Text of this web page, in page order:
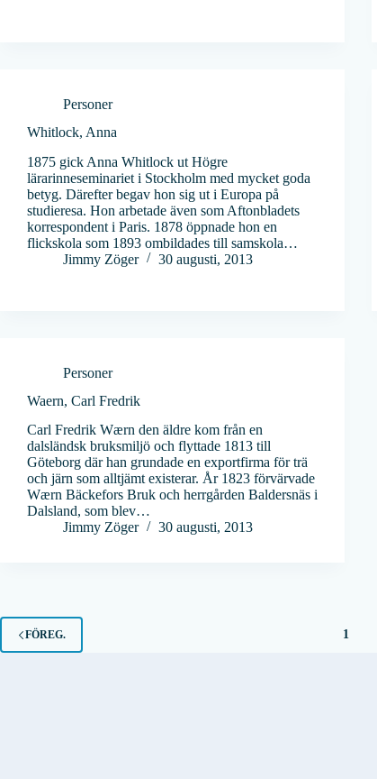
Personer
Whitlock, Anna
1875 gick Anna Whitlock ut Högre
lärarinneseminariet i Stockholm med mycket goda
betyg. Därefter begav hon sig ut i Europa på
studieresa. Hon arbetade även som Aftonbladets
korrespondent i Paris. 1878 öppnade hon en
flickskola som 1893 ombildades till samskola…
Jimmy Zöger
30 augusti, 2013
Personer
Waern, Carl Fredrik
Carl Fredrik Wærn den äldre kom från en
dalsländsk bruksmiljö och flyttade 1813 till
Göteborg där han grundade en exportfirma för trä
och järn som alltjämt existerar. År 1823 förvärvade
Wærn Bäckefors Bruk och herrgården Baldersnäs i
Dalsland, som blev…
Jimmy Zöger
30 augusti, 2013
FÖREG. 1